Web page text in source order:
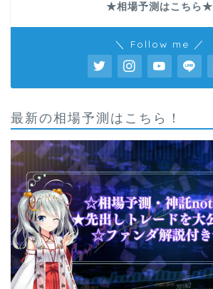
★相場予測はこちら★
＼ Follow me ／
最新の相場予測はこちら！